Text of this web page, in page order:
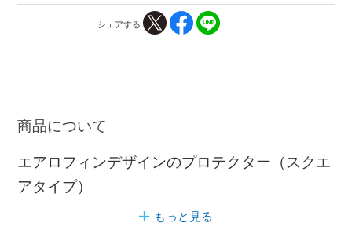
シェアする
商品について
エアロフィンデザインのプロテクター（スクエ
アタイプ）
もっと見る